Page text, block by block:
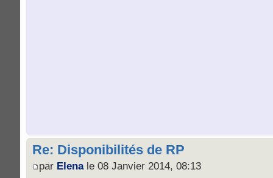
Re: Disponibilités de RP
par Elenale 08 Janvier 2014, 08:13